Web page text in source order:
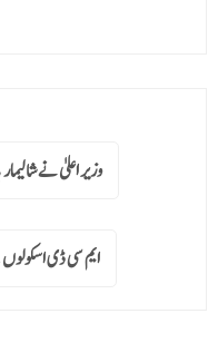
وزیر اعلیٰ نے
ایم سی ڈی